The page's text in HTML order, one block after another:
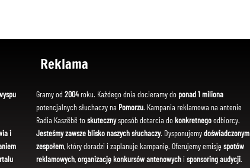
i
Reklama
Gramy od 2004roku. Każdego dnia docieramy do ponad 1 miliona
potencjalnych słuchaczy na Pomorzu. Kampania reklamowa na antenie
Radia Kaszëbë toskutecznysposób dotarcia dokonkretnegoodbiorcy.
Jesteśmy zawsze blisko naszych słuchaczy. Dysponujemydoświadczonym
zespołem, który doradzi i zaplanuje kampanię. Oferujemy emisję spotów
reklamowych,organizację konkursów antenowychi sponsoring audycji.